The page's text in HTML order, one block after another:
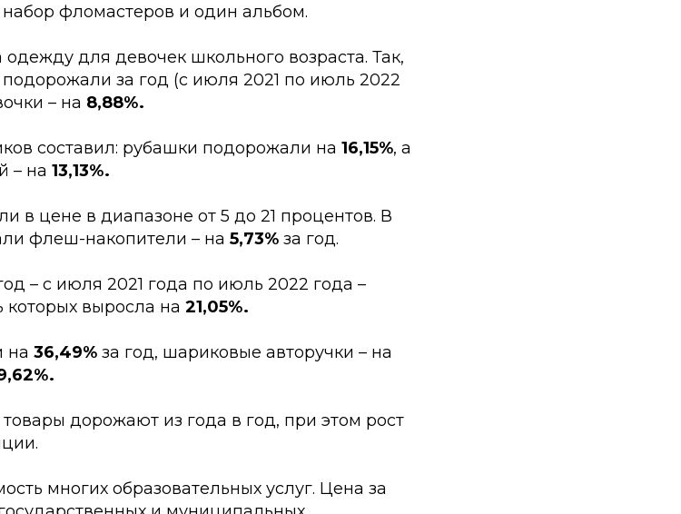
фломастеров и один альбом.
для девочек школьного возраста. Так,
за год (с июля 2021 по июль 2022
– на 8,88%.
составил: рубашки подорожали на 16,15%, а
– на 13,13%.
в цене в диапазоне от 5 до 21 процентов. В
флеш-накопители – на 5,73% за год.
– с июля 2021 года по июль 2022 года –
которых выросла на 21,05%.
на 36,49% за год, шариковые авторучки – на
дорожают из года в год, при этом рост
многих образовательных услуг. Цена за